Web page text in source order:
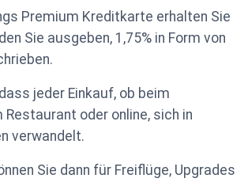
Premium Kreditkarte erhalten Sie
Sie ausgeben, 1,75% in Form von
jeder Einkauf, ob beim
Restaurant oder online, sich in
verwandelt.
Sie dann für Freiflüge, Upgrades